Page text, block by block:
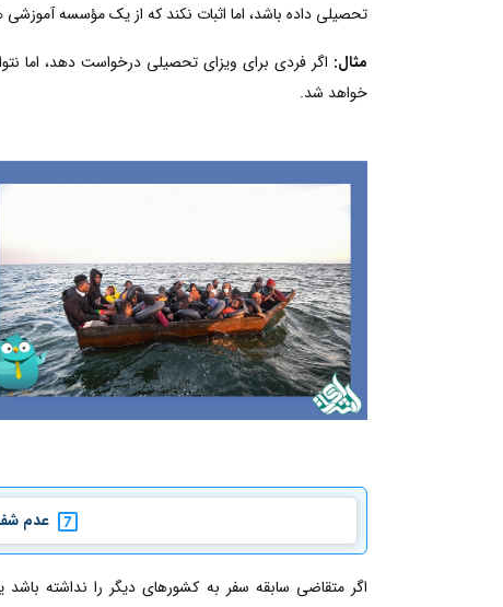
تحصیلی داده باشد، اما اثبات نکند که از یک مؤسسه
مثال: اگر فردی برای ویزای تحصیلی درخواست دهد، اما
خواهد شد.
عدم
اگر متقاضی سابقه سفر به کشورهای دیگر را نداشته